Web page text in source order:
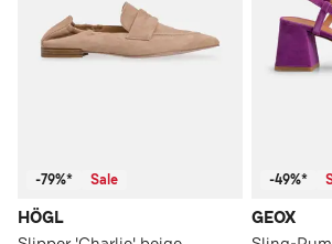
-79%* Sale
HÖGL
-49%*
GEOX